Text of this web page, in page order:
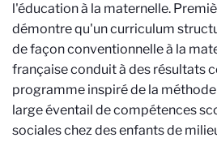
l'éducation à la maternelle.
démontre qu'un curriculum
de façon conventionnelle à la
française conduit à des résultats
programme inspiré de la
large éventail de compétences
sociales chez des enfants de